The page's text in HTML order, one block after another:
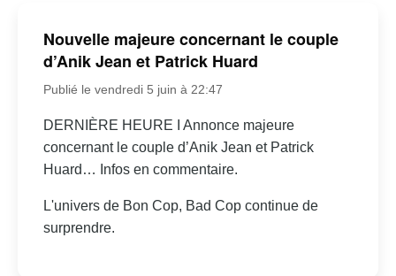
Nouvelle majeure concernant le couple
d’Anik Jean et Patrick Huard
Publié le vendredi 5 juin à 22:47
DERNIÈRE HEURE I Annonce majeure
concernant le couple d’Anik Jean et Patrick
Huard… Infos en commentaire.
L'univers de Bon Cop, Bad Cop continue de
surprendre.